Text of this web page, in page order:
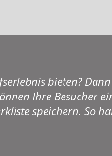
bieten? Dann
Ihre Besucher
speichern. So